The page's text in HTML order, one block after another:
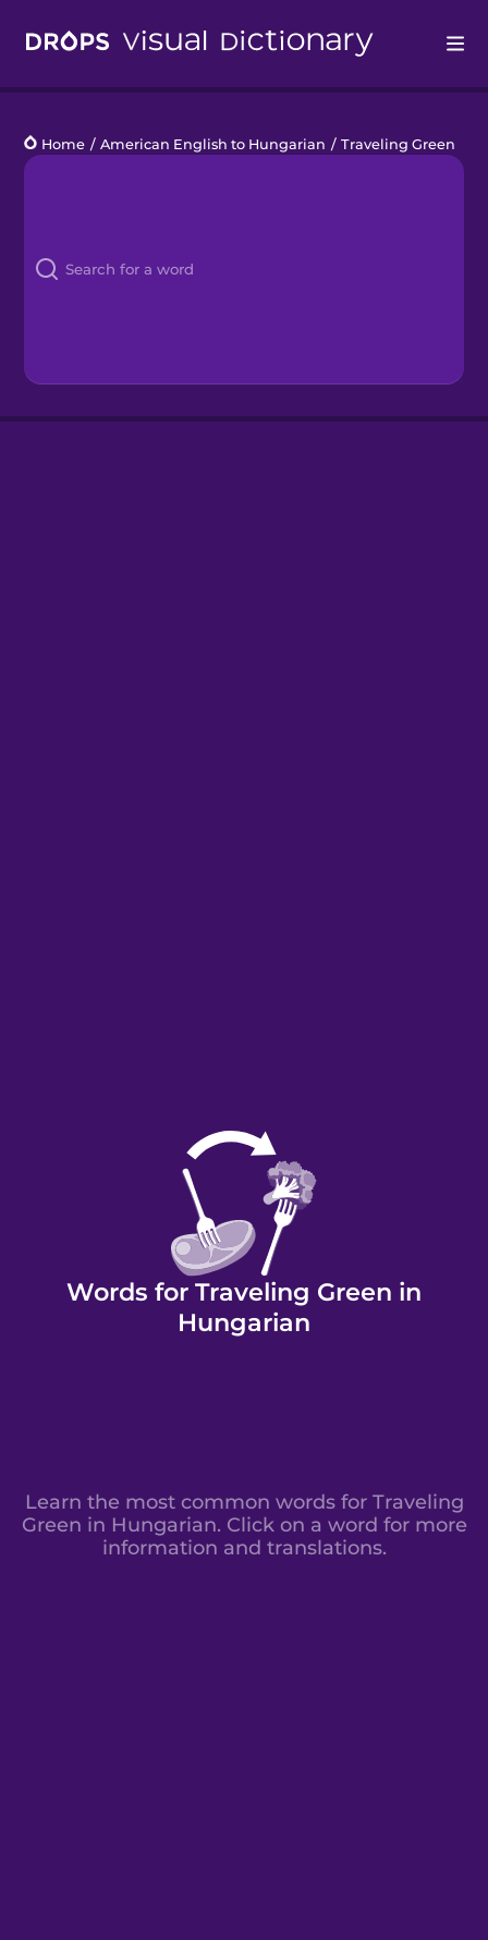
Languages
Kahoot!
Gift Drops
Home / American English to Hungarian / Traveling Green
Words for Traveling Green in
Hungarian
Learn the most common words for Traveling
Green in Hungarian. Click on a word for more
information and translations.